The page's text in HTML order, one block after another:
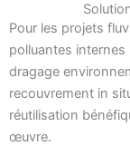
Pour les projets
polluantes
dragage
recouvrement in
réutilisation
œuvre.